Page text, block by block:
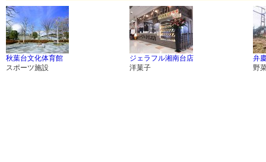
秋葉台文化体育館
スポーツ施設
ジェラフル湘南台店
洋菓子
弁
野